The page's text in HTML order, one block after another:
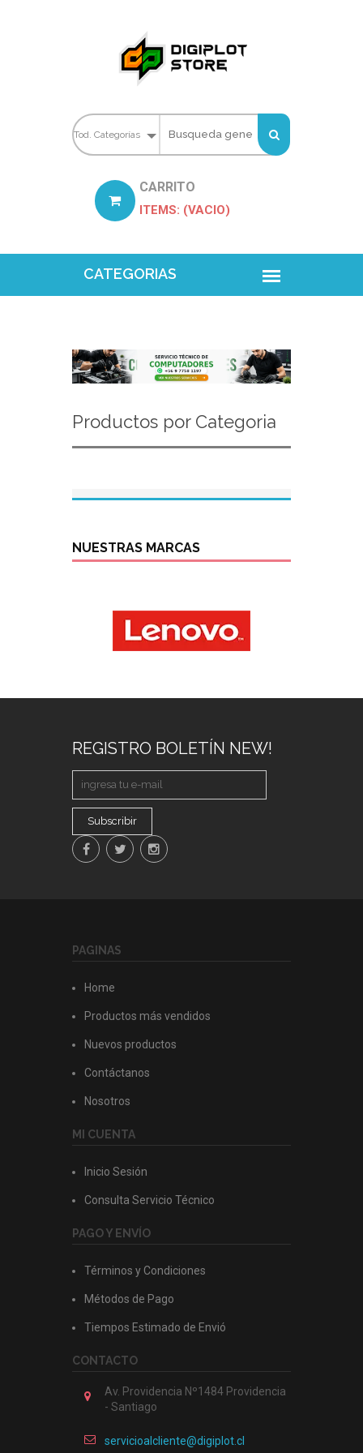
CARRITO
ITEMS: (VACIO)
Productos por Categoria
NUESTRAS MARCAS
REGISTRO BOLETÍN NEW!
Subscribir
PAGINAS
Home
Productos más vendidos
Nuevos productos
Contáctanos
Nosotros
MI CUENTA
Inicio Sesión
Consulta Servicio Técnico
PAGO Y ENVÍO
Términos y Condiciones
Métodos de Pago
Tiempos Estimado de Envió
CONTACTO
Av. Providencia Nº1484 Providencia
- Santiago
servicioalcliente@digiplot.cl